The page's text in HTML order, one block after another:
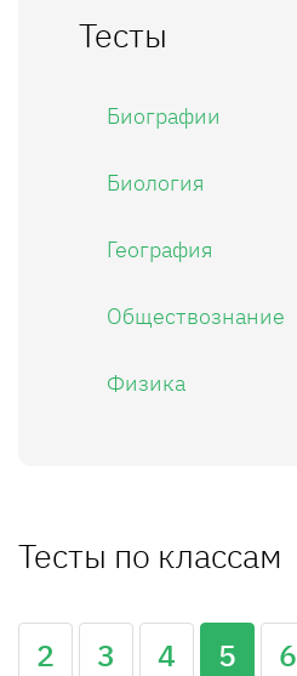
Тесты
Биографии
Биология
География
Обществознание
Физика
Тесты по классам
2 3 4 5 6